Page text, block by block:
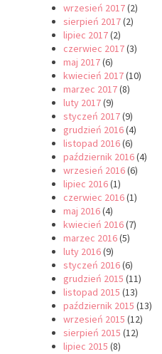
wrzesień 2017(2)
sierpień 2017(2)
lipiec 2017(2)
czerwiec 2017(3)
maj 2017(6)
kwiecień 2017(10)
marzec 2017(8)
luty 2017(9)
styczeń 2017(9)
grudzień 2016(4)
listopad 2016(6)
październik 2016(4)
wrzesień 2016(6)
lipiec 2016(1)
czerwiec 2016(1)
maj 2016(4)
kwiecień 2016(7)
marzec 2016(5)
luty 2016(9)
styczeń 2016(6)
grudzień 2015 (11)
listopad 2015 (13)
październik 2015 (13)
wrzesień 2015 (12)
sierpień 2015 (12)
lipiec 2015 (8)